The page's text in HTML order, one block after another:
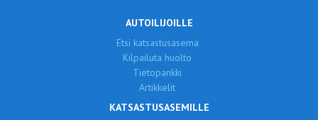
AUTOILIJOILLE
Etsi katsastusasema
Kilpailuta huolto
Tietopankki
Artikkelit
KATSASTUSASEMILLE